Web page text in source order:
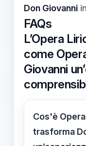
Don Giovanni
FAQs
L’Opera
come
Giovanni
Cos'è
trasforma